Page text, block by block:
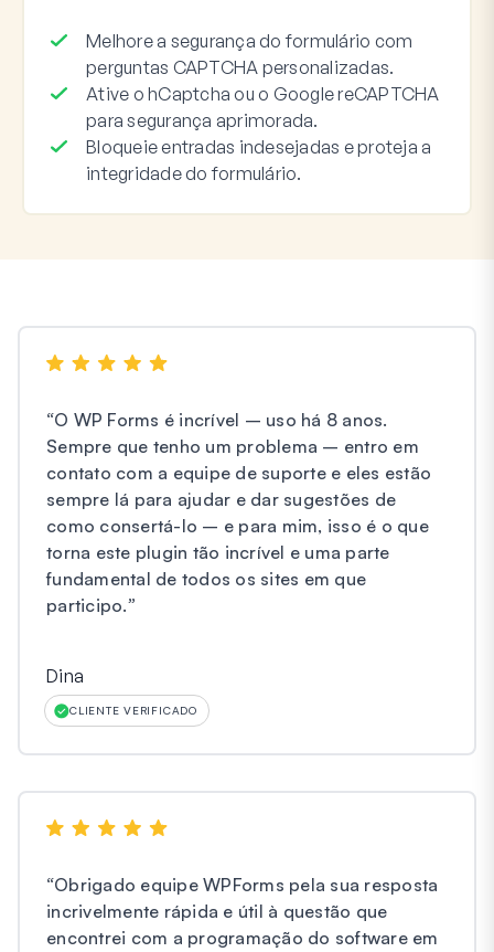
Melhore a segurança do formulário com
perguntas CAPTCHA personalizadas.
Ative o hCaptcha ou o Google reCAPTCHA
para segurança aprimorada.
Bloqueie entradas indesejadas e proteja a
integridade do formulário.
“O WP Forms é incrível – uso há 8 anos.
Sempre que tenho um problema – entro em
contato com a equipe de suporte e eles estão
sempre lá para ajudar e dar sugestões de
como consertá-lo – e para mim, isso é o que
torna este plugin tão incrível e uma parte
fundamental de todos os sites em que
participo.”
Dina
CLIENTE VERIFICADO
“Obrigado equipe WPForms pela sua resposta
incrivelmente rápida e útil à questão que
encontrei com a programação do software em